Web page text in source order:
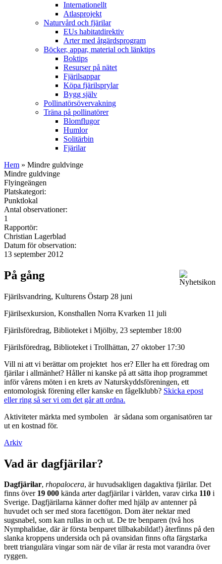
Internationellt
Atlasprojekt
Naturvård och fjärilar
EUs habitatdirektiv
Arter med åtgärdsprogram
Böcker, appar, material och länktips
Boktips
Resurser på nätet
Fjärilsappar
Köpa fjärilsprylar
Bygg själv
Pollinatörsövervakning
Träna på pollinatörer
Blomflugor
Humlor
Solitärbin
Fjärilar
Hem » Mindre guldvinge
Mindre guldvinge
Flyingeängen
Platskategori:
Punktlokal
Antal observationer:
1
Rapportör:
Christian Lagerblad
Datum för observation:
13 september 2012
På gång
Fjärilsvandring, Kulturens Östarp 28 juni
Fjärilsexkursion, Konsthallen Norra Kvarken 11 juli
Fjärilsföredrag, Biblioteket i Mjölby, 23 september 18:00
Fjärilsföredrag, Biblioteket i Trollhättan, 27 oktober 17:30
Vill ni att vi berättar om projektet hos er? Eller ha ett föredrag om
fjärilar i allmänhet? Håller ni kanske på att sätta ihop programmet
inför vårens möten i en krets av Naturskyddsföreningen, ett
entomologisk förening eller kanske en fågelklubb? Skicka epost
eller ring så ser vi om det går att ordna.
Aktiviteter märkta med symbolen
är sådana som organisatören tar
ut en kostnad för.
Arkiv
Vad är dagfjärilar?
Dagfjärilar, rhopalocera, är huvudsakligen dagaktiva fjärilar. Det
finns över 19 000 kända arter dagfjärilar i världen, varav cirka 110 i
Sverige. Dagfjärilarna känner dofter med hjälp av antenner på
huvudet och ser med stora facettögon. Dom äter nektar med
sugsnabel, som kan rullas in och ut. De tre benparen (två hos
Nymphalidae, där är första benparet tillbakabildat!) återfinns på den
slanka kroppens undersida och på ovansidan finns ofta färgstarka
brett triangulära vingar som när de vilar är resta mot varandra över
ryggen.